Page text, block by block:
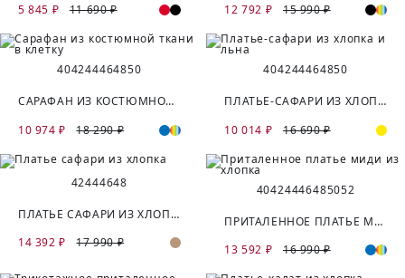
5 845 ₽
11 690 ₽
12 792 ₽
15 990 ₽
404244464850
САРАФАН ИЗ КОСТЮМНОЙ ТКАНИ В КЛЕТКУ
10 974 ₽
18 290 ₽
404244464850
ПЛАТЬЕ-САФАРИ ИЗ ХЛОПКА И ЛЬНА
10 014 ₽
16 690 ₽
42444648
ПЛАТЬЕ САФАРИ ИЗ ХЛОПКА
14 392 ₽
17 990 ₽
40424446485052
ПРИТАЛЕННОЕ ПЛАТЬЕ МИДИ ИЗ ХЛОПКА
13 592 ₽
16 990 ₽